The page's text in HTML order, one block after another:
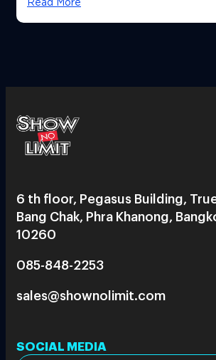
6 th floor, Pegasus Building,
Bang Chak, Phra Khanong,
10260
085-848-2253
sales@shownolimit.com
SOCIAL MEDIA